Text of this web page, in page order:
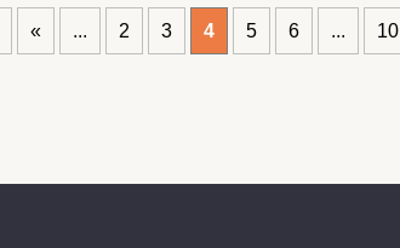
« ... 2 3 4 5 6 ... 10